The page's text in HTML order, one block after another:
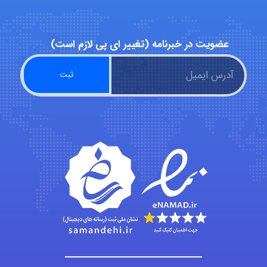
abolfazlkoshehe
abolfazlkoshehe
A.balandeh
fatima
عضویت در خبرنامه (تغییر ای پی لازم است)